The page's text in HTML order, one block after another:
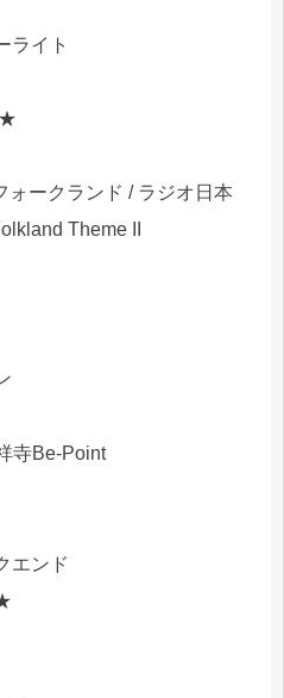
ライト
ォークランド / ラジオ日本
Theme II
寺Be-Point
エンド